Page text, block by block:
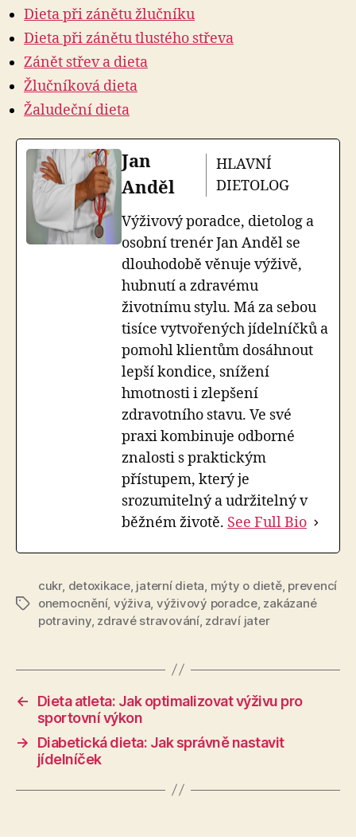
Dieta při zánětu žlučníku
Dieta při zánětu tlustého střeva
Zánět střev a dieta
Žlučníková dieta
Žaludeční dieta
Jan
Anděl
HLAVNÍ
DIETOLOG
Výživový poradce, dietolog a
osobní trenér Jan Anděl se
dlouhodobě věnuje výživě,
hubnutí a zdravému
životnímu stylu. Má za sebou
tisíce vytvořených jídelníčků a
pomohl klientům dosáhnout
lepší kondice, snížení
hmotnosti i zlepšení
zdravotního stavu. Ve své
praxi kombinuje odborné
znalosti s praktickým
přístupem, který je
srozumitelný a udržitelný v
běžném životě. See Full Bio
Štítky
cukr, detoxikace, jaterní dieta mýty o dietě, prevencí
onemocnění, výživa výživový poradce, zakázané
potraviny, zdravé stravování, zdraví jater
←
Dieta atleta: Jak optimalizovat výživu pro
sportovní výkon
→
Diabetická dieta: Jak správně nastavit
jídelníček